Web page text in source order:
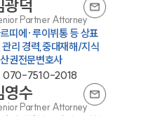
광덕
Partner Attorney
띠에·루이뷔통 등 상표
관리 경력,중대재해/지식
권전문변호사
070-7510-2018
영수
Partner Attorney